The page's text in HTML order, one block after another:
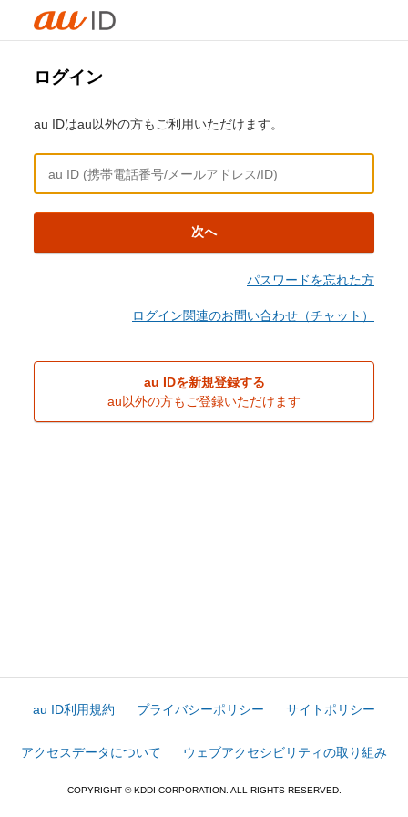
ログイン
au IDはau以外の方もご利用いただけます。
次へ
パスワードを忘れた方
ログイン関連のお問い合わせ（チャット）
au IDを新規登録する
au以外の方もご登録いただけます
au ID利用規約 プライバシーポリシー サイトポリシー
アクセスデータについて ウェブアクセシビリティの取り組み
COPYRIGHT © KDDI CORPORATION. ALL RIGHTS RESERVED.